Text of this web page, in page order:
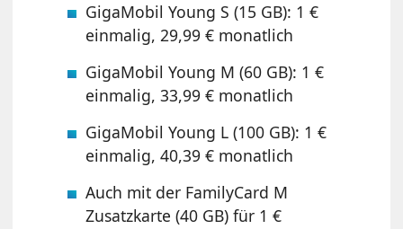
GigaMobil Young S (15 GB): 1 €
einmalig, 29,99 € monatlich
GigaMobil Young M (60 GB): 1 €
einmalig, 33,99 € monatlich
GigaMobil Young L (100 GB): 1 €
einmalig, 40,39 € monatlich
Auch mit der FamilyCard M
Zusatzkarte (40 GB) für 1 €